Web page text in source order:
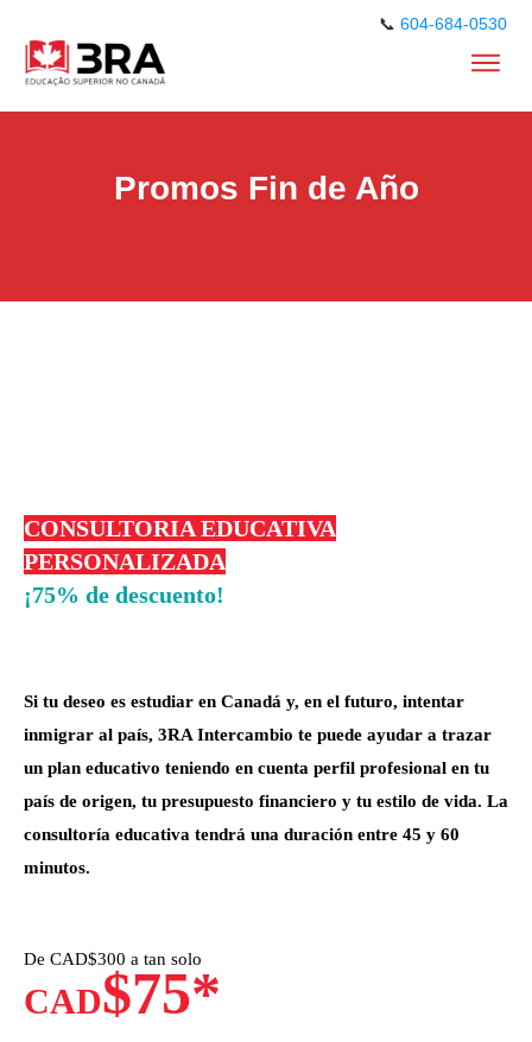
📞 604-684-0530
Promos Fin de Año
CONSULTORIA EDUCATIVA
PERSONALIZADA
¡75% de descuento!
Si tu deseo es estudiar en Canadá y, en el futuro, intentar
inmigrar al país, 3RA Intercambio te puede ayudar a trazar
un plan educativo teniendo en cuenta perfil profesional en tu
país de origen, tu presupuesto financiero y tu estilo de vida. La
consultoría educativa tendrá una duración entre 45 y 60
minutos.
De CAD$300 a tan solo
CAD$75*